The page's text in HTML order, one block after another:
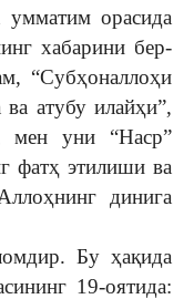
умматим ора­сида
хабарини бер­
“Субҳоналлоҳи
атубу илайҳи”,
мен уни “Наср”
фатҳ этилиши ва
динига
Бу ҳақида
19-оятида: